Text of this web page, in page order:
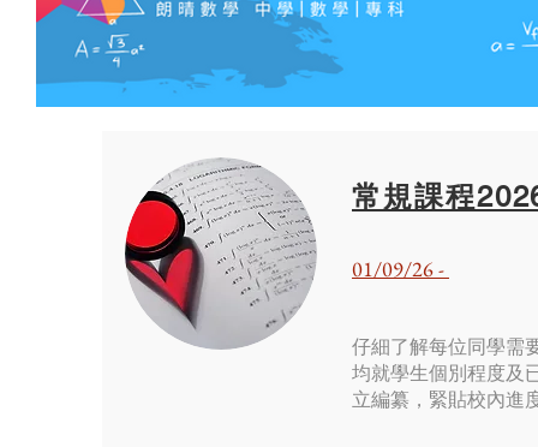
常規課程
01/09/26 -
仔細了解每位同學需
均就學生個別程度及
立編纂，緊貼校內進